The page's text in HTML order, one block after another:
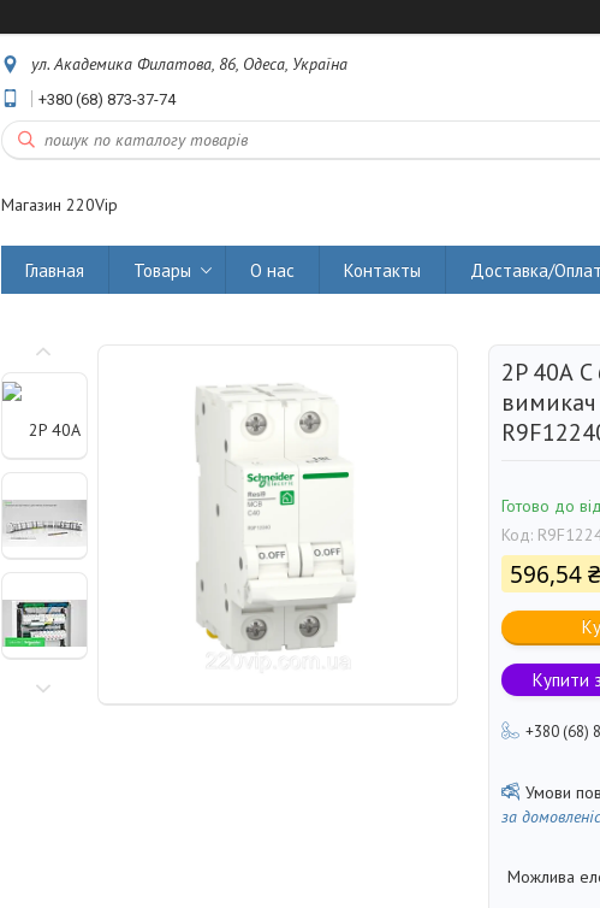
ул. Академика Филатова, 86, Одеса, Україна
+380 (68) 873-37-74
Магазин 220Vip
Главная Товары О нас Контакты Доставка/
2P 40А
Готово до
Код:
596,54 ₴
Купити з
+380 (68)
за